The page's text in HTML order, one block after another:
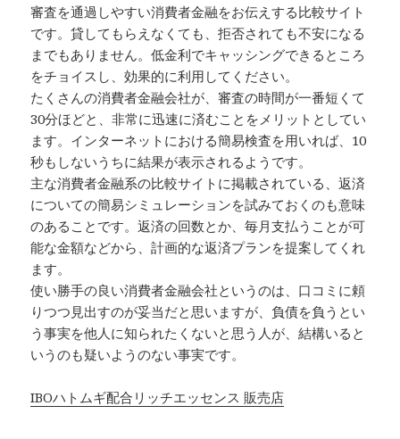
審査を通過しやすい消費者金融をお伝えする比較サイト
です。貸してもらえなくても、拒否されても不安になる
までもありません。低金利でキャッシングできるところ
をチョイスし、効果的に利用してください。
たくさんの消費者金融会社が、審査の時間が一番短くて
30分ほどと、非常に迅速に済むことをメリットとしてい
ます。インターネットにおける簡易検査を用いれば、10
秒もしないうちに結果が表示されるようです。
主な消費者金融系の比較サイトに掲載されている、返済
についての簡易シミュレーションを試みておくのも意味
のあることです。返済の回数とか、毎月支払うことが可
能な金額などから、計画的な返済プランを提案してくれ
ます。
使い勝手の良い消費者金融会社というのは、口コミに頼
りつつ見出すのが妥当だと思いますが、負債を負うとい
う事実を他人に知られたくないと思う人が、結構いると
いうのも疑いようのない事実です。
IBOハトムギ配合リッチエッセンス 販売店